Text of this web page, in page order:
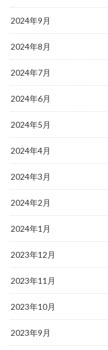
2024年9月
2024年8月
2024年7月
2024年6月
2024年5月
2024年4月
2024年3月
2024年2月
2024年1月
2023年12月
2023年11月
2023年10月
2023年9月